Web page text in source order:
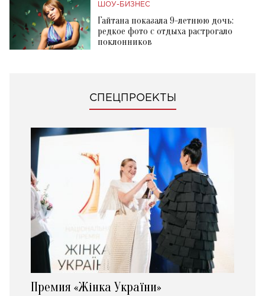
ШОУ-БИЗНЕС
Гайтана показала 9-летнюю дочь:
редкое фото с отдыха растрогало
поклонников
СПЕЦПРОЕКТЫ
Премия «Жінка України»